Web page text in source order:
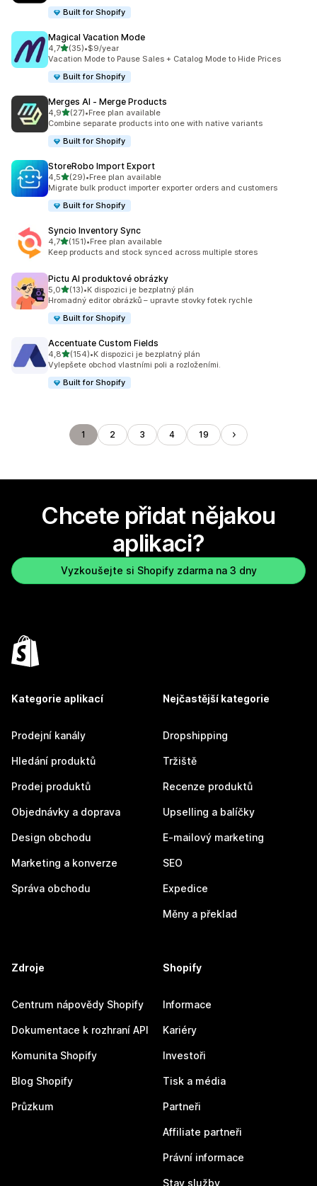
Built for Shopify
Magical Vacation Mode
4,7z 5 hvězd
(35)
Celkový počet recenzí: 35
•$9/year
Vacation Mode to Pause Sales + Catalog Mode to Hide Prices
Built for Shopify
Merges AI ‑ Merge Products
4,9z 5 hvězd
(27)
Celkový počet recenzí: 27
•Free plan available
Combine separate products into one with native variants
Built for Shopify
StoreRobo Import Export
4,5z 5 hvězd
(29)
Celkový počet recenzí: 29
•Free plan available
Migrate bulk product importer exporter orders and customers
Built for Shopify
Syncio Inventory Sync
4,7z 5 hvězd
(151)
Celkový počet recenzí: 151
•Free plan available
Keep products and stock synced across multiple stores
Pictu AI produktové obrázky
5,0z 5 hvězd
(13)
Celkový počet recenzí: 13
•K dispozici je bezplatný plán
Hromadný editor obrázků – upravte stovky fotek rychle
Built for Shopify
Accentuate Custom Fields
4,8z 5 hvězd
(154)
Celkový počet recenzí: 154
•K dispozici je bezplatný plán
Vylepšete obchod vlastními poli a rozloženími.
Built for Shopify
1 2 3 4 19
Chcete přidat nějakou
aplikaci?
Vyzkoušejte si Shopify zdarma na 3 dny
Kategorie aplikací
Prodejní kanály
Hledání produktů
Prodej produktů
Objednávky a doprava
Design obchodu
Marketing a konverze
Správa obchodu
Nejčastější kategorie
Dropshipping
Tržiště
Recenze produktů
Upselling a balíčky
E-mailový marketing
SEO
Expedice
Měny a překlad
Zdroje
Centrum nápovědy Shopify
Dokumentace k rozhraní API
Komunita Shopify
Blog Shopify
Průzkum
Shopify
Informace
Kariéry
Investoři
Tisk a média
Partneři
Affiliate partneři
Právní informace
Stav služby